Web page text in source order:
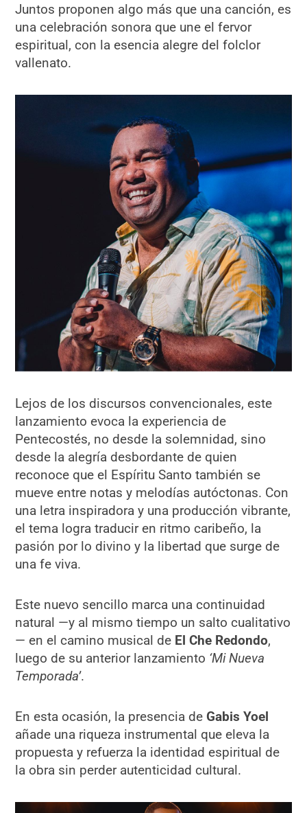
Juntos proponen algo más que una canción, es
una celebración sonora que une el fervor
espiritual, con la esencia alegre del folclor
vallenato.
Lejos de los discursos convencionales, este
lanzamiento evoca la experiencia de
Pentecostés, no desde la solemnidad, sino
desde la alegría desbordante de quien
reconoce que el Espíritu Santo también se
mueve entre notas y melodías autóctonas. Con
una letra inspiradora y una producción vibrante,
el tema logra traducir en ritmo caribeño, la
pasión por lo divino y la libertad que surge de
una fe viva.
Este nuevo sencillo marca una continuidad
natural —y al mismo tiempo un salto cualitativo
— en el camino musical de El Che Redondo,
luego de su anterior lanzamiento ‘Mi Nueva
Temporada’.
En esta ocasión, la presencia de Gabis Yoel
añade una riqueza instrumental que eleva la
propuesta y refuerza la identidad espiritual de
la obra sin perder autenticidad cultural.